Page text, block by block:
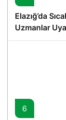
Elazığ’da
Uzmanlar
6